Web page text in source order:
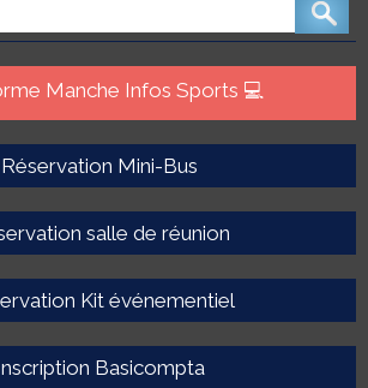
Manche Infos Sports 💻
Réservation Mini-Bus
salle de réunion
Kit événementiel
Basicompta